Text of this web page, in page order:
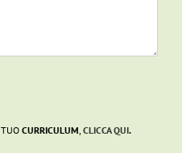
TUO CURRICULUM, CLICCA QUI.